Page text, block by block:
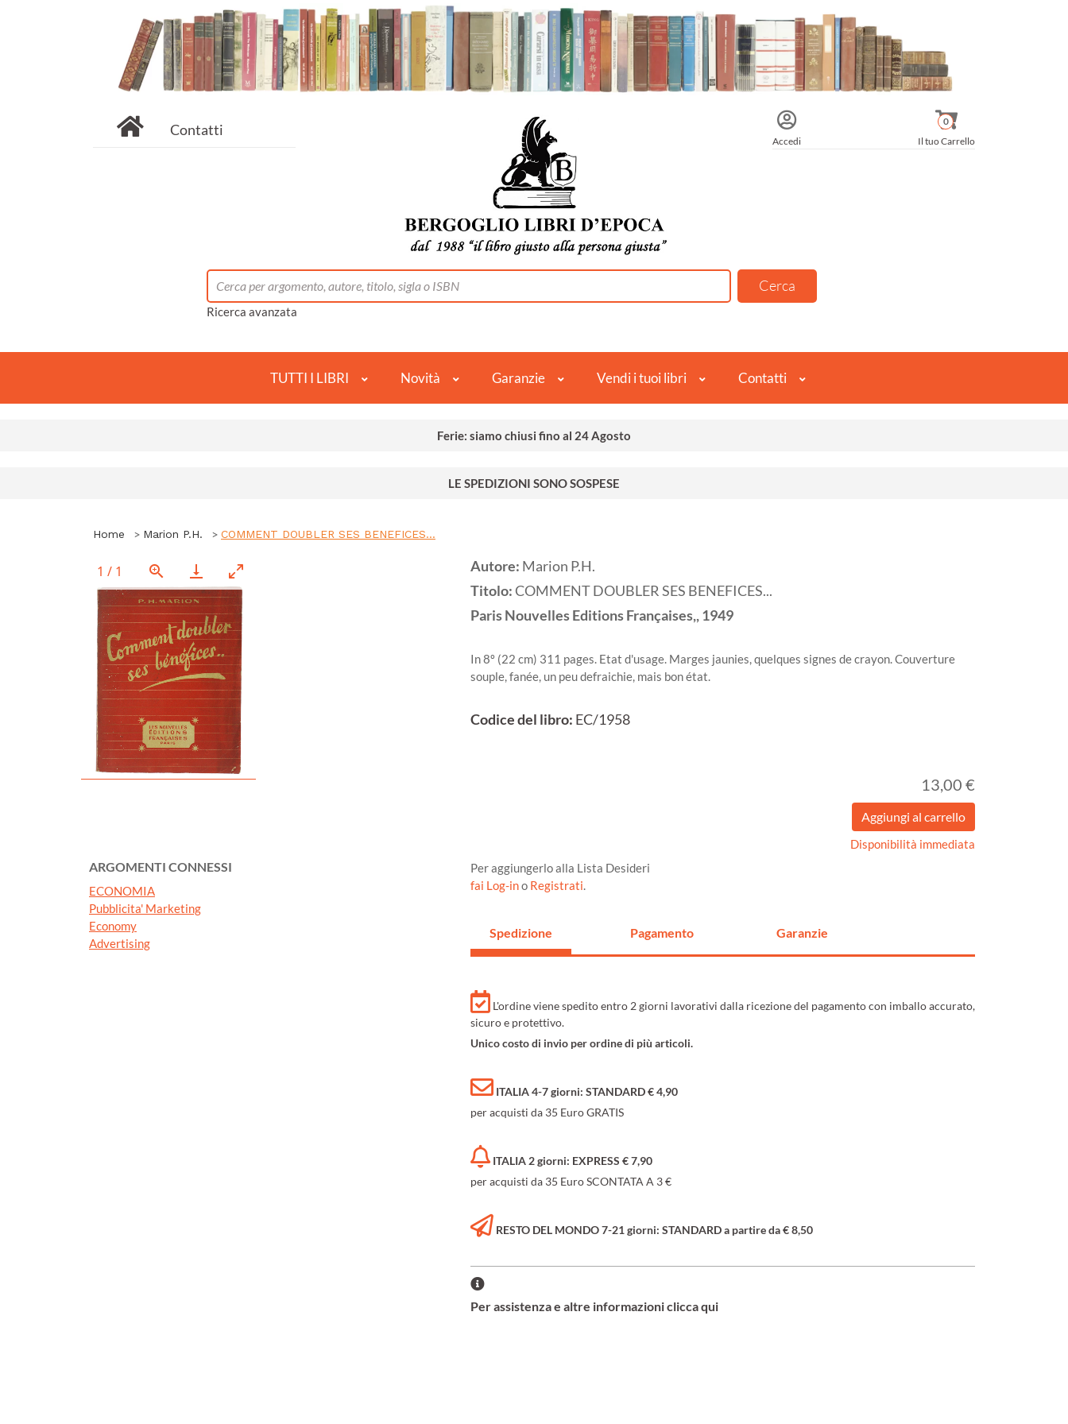
Contatti
Accedi Il tuo Carrello
0
Ricerca avanzata
TUTTI I LIBRI Novità Garanzie Vendi i tuoi libri Contatti
Ferie: siamo chiusi fino al 24 Agosto
LE SPEDIZIONI SONO SOSPESE
Home Marion P.H. COMMENT DOUBLER SES BENEFICES...
1 / 1
ARGOMENTI CONNESSI
ECONOMIA
Pubblicita' Marketing
Economy
Advertising
Autore: Marion P.H.
Titolo:COMMENT DOUBLER SES BENEFICES...
ParisNouvelles Editions Françaises,,1949
In 8º (22 cm) 311 pages. Etat d'usage. Marges jaunies, quelques signes de crayon. Couverture
souple, fanée, un peu defraichie, mais bon état.
Codice del libro: EC/1958
13,00 €
Disponibilità immediata
Per aggiungerlo alla Lista Desideri
fai Log-ino Registrati.
Spedizione Pagamento Garanzie
L'ordine viene spedito entro 2 giorni lavorativi dalla ricezione del pagamento con imballo accurato,
sicuro e protettivo.
Unico costo di invio per ordine di più articoli.
ITALIA 4-7 giorni: STANDARD € 4,90
per acquisti da 35 Euro GRATIS
ITALIA 2 giorni: EXPRESS € 7,90
per acquisti da 35 Euro SCONTATA A 3 €
RESTO DEL MONDO 7-21 giorni: STANDARD a partire da € 8,50
Per assistenza e altre informazioni clicca qui